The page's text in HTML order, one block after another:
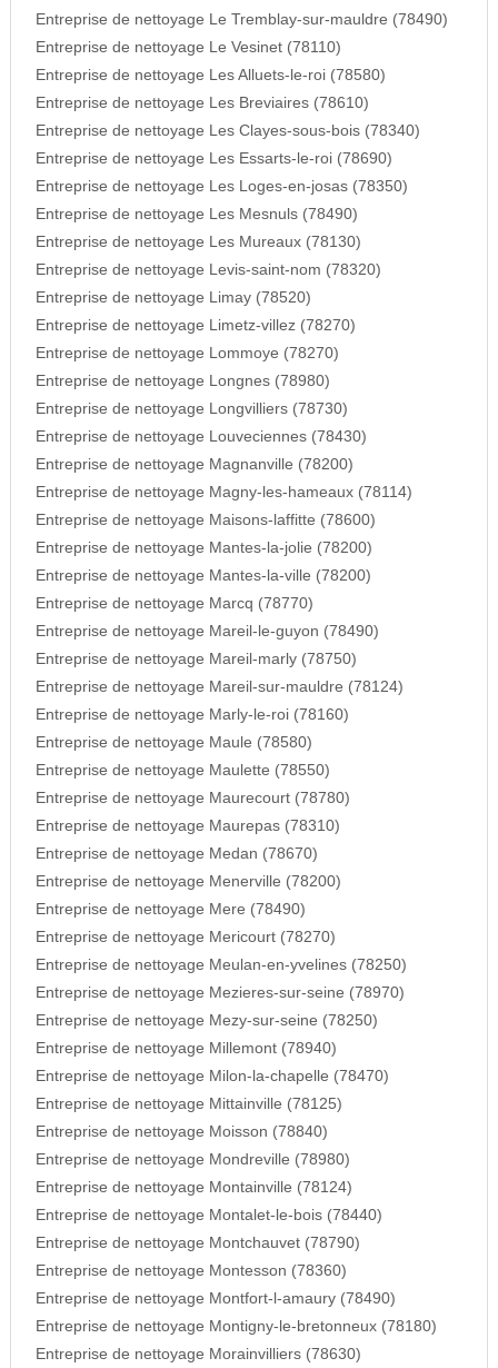
Entreprise de nettoyage Le Tremblay-sur-mauldre (78490)
Entreprise de nettoyage Le Vesinet (78110)
Entreprise de nettoyage Les Alluets-le-roi (78580)
Entreprise de nettoyage Les Breviaires (78610)
Entreprise de nettoyage Les Clayes-sous-bois (78340)
Entreprise de nettoyage Les Essarts-le-roi (78690)
Entreprise de nettoyage Les Loges-en-josas (78350)
Entreprise de nettoyage Les Mesnuls (78490)
Entreprise de nettoyage Les Mureaux (78130)
Entreprise de nettoyage Levis-saint-nom (78320)
Entreprise de nettoyage Limay (78520)
Entreprise de nettoyage Limetz-villez (78270)
Entreprise de nettoyage Lommoye (78270)
Entreprise de nettoyage Longnes (78980)
Entreprise de nettoyage Longvilliers (78730)
Entreprise de nettoyage Louveciennes (78430)
Entreprise de nettoyage Magnanville (78200)
Entreprise de nettoyage Magny-les-hameaux (78114)
Entreprise de nettoyage Maisons-laffitte (78600)
Entreprise de nettoyage Mantes-la-jolie (78200)
Entreprise de nettoyage Mantes-la-ville (78200)
Entreprise de nettoyage Marcq (78770)
Entreprise de nettoyage Mareil-le-guyon (78490)
Entreprise de nettoyage Mareil-marly (78750)
Entreprise de nettoyage Mareil-sur-mauldre (78124)
Entreprise de nettoyage Marly-le-roi (78160)
Entreprise de nettoyage Maule (78580)
Entreprise de nettoyage Maulette (78550)
Entreprise de nettoyage Maurecourt (78780)
Entreprise de nettoyage Maurepas (78310)
Entreprise de nettoyage Medan (78670)
Entreprise de nettoyage Menerville (78200)
Entreprise de nettoyage Mere (78490)
Entreprise de nettoyage Mericourt (78270)
Entreprise de nettoyage Meulan-en-yvelines (78250)
Entreprise de nettoyage Mezieres-sur-seine (78970)
Entreprise de nettoyage Mezy-sur-seine (78250)
Entreprise de nettoyage Millemont (78940)
Entreprise de nettoyage Milon-la-chapelle (78470)
Entreprise de nettoyage Mittainville (78125)
Entreprise de nettoyage Moisson (78840)
Entreprise de nettoyage Mondreville (78980)
Entreprise de nettoyage Montainville (78124)
Entreprise de nettoyage Montalet-le-bois (78440)
Entreprise de nettoyage Montchauvet (78790)
Entreprise de nettoyage Montesson (78360)
Entreprise de nettoyage Montfort-l-amaury (78490)
Entreprise de nettoyage Montigny-le-bretonneux (78180)
Entreprise de nettoyage Morainvilliers (78630)